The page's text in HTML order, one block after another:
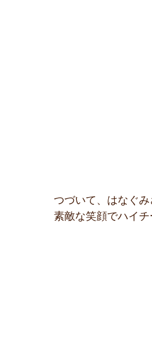
つづいて、はなぐ
素敵な笑顔でハイ